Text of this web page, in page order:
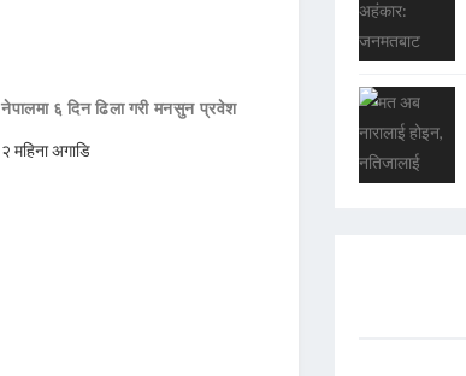
नेपालमा ६ दिन ढिला गरी मनसुन प्रवेश
२ महिना अगाडि